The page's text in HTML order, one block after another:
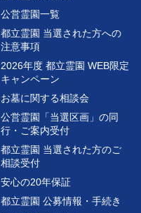
公営霊園一覧
都立霊園 当選された方への
注意事項
2026年度 都立霊園 WEB限定
キャンペーン
お墓に関する相談会
公営霊園「当選区画」の同
行・ご案内受付
都立霊園 当選された方のご
相談受付
安心の20年保証
都立霊園 公募情報・手続き